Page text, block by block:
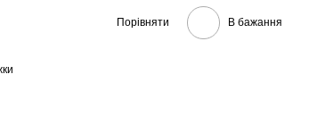
Порівняти В бажання